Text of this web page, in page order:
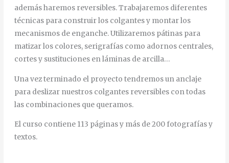
además haremos reversibles. Trabajaremos diferentes
técnicas para construir los colgantes y montar los
mecanismos de enganche. Utilizaremos pátinas para
matizar los colores, serigrafías como adornos centrales,
cortes y sustituciones en láminas de arcilla…
Una vez terminado el proyecto tendremos un anclaje
para deslizar nuestros colgantes reversibles con todas
las combinaciones que queramos.
El curso contiene 113 páginas y más de 200 fotografías y
textos.